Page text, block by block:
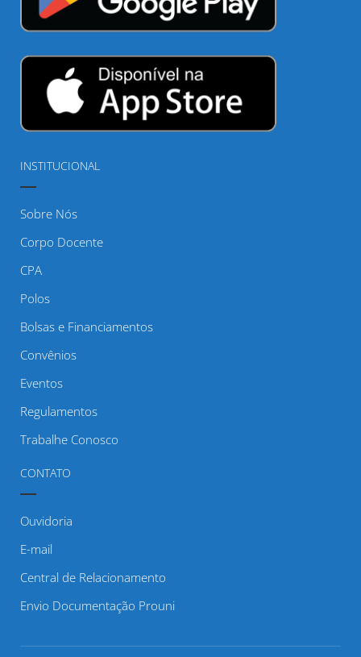
INSTITUCIONAL
Sobre Nós
Corpo Docente
CPA
Polos
Bolsas e Financiamentos
Convênios
Eventos
Regulamentos
Trabalhe Conosco
CONTATO
Ouvidoria
E-mail
Central de Relacionamento
Envio Documentação Prouni